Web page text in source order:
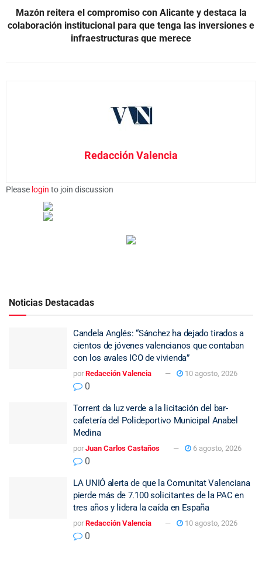
Mazón reitera el compromiso con Alicante y destaca la
colaboración institucional para que tenga las inversiones e
infraestructuras que merece
Redacción Valencia
Please login to join discussion
Noticias Destacadas
Candela Anglés: “Sánchez ha dejado tirados a
cientos de jóvenes valencianos que contaban
con los avales ICO de vivienda”
por Redacción Valencia 10 agosto, 2026
0
Torrent da luz verde a la licitación del bar-
cafetería del Polideportivo Municipal Anabel
Medina
por Juan Carlos Castaños 6 agosto, 2026
0
LA UNIÓ alerta de que la Comunitat Valenciana
pierde más de 7.100 solicitantes de la PAC en
tres años y lidera la caída en España
por Redacción Valencia 10 agosto, 2026
0